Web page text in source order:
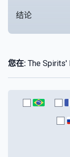
结论
您在: The Spirits'